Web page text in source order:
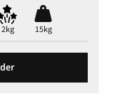
2kg 15kg